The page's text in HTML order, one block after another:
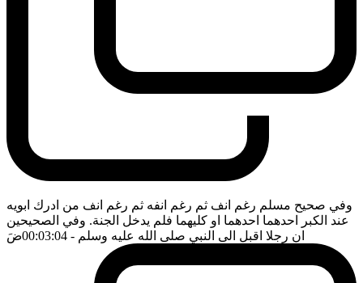
وفي صحيح مسلم رغم انف ثم رغم انفه ثم رغم انف من ادرك ابويه
عند الكبر احدهما احدهما او كليهما فلم يدخل الجنة. وفي الصحيحين
ان رجلا اقبل الى النبي صلى الله عليه وسلم - 00:03:04 ضَ